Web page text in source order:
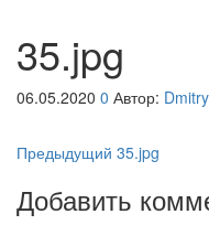
35.jpg
06.05.2020 0 Автор:
Навигация
по
Предыдущая
Предыдущий 35.jpg
Добавить